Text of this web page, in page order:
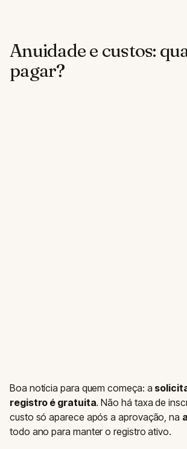
Anuidade e custos:
pagar?
Boa notícia para quem começa: a
registro é gratuita. Não há taxa de
custo só aparece após a aprovação, na
todo ano para manter o registro ativo.